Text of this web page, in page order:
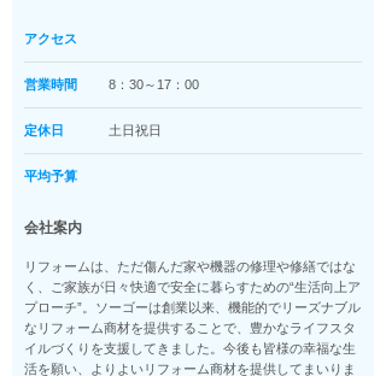
アクセス
営業時間 8：30～17：00
定休日 土日祝日
平均予算
会社案内
リフォームは、ただ傷んだ家や機器の修理や修繕ではな
く、ご家族が日々快適で安全に暮らすための“生活向上ア
プローチ”。ソーゴーは創業以来、機能的でリーズナブル
なリフォーム商材を提供することで、豊かなライフスタ
イルづくりを支援してきました。今後も皆様の幸福な生
活を願い、よりよいリフォーム商材を提供してまいりま